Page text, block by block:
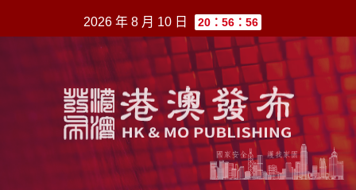
至
2026 年 8 月 10 日 20：56：56